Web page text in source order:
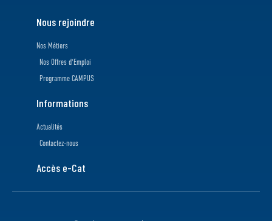
Nous rejoindre
Nos Métiers
Nos Offres d'Emploi
Programme CAMPUS
Informations
Actualités
Contactez-nous
Accès e-Cat